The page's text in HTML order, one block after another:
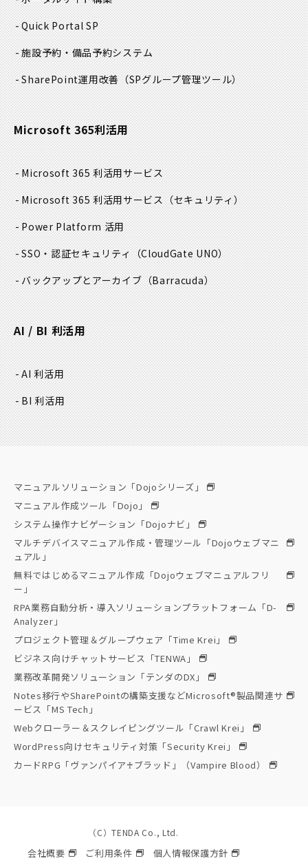
Quick Portal SP
施設予約・備品予約システム
SharePoint運用改善（SPグループ管理ツール）
Microsoft 365利活用
Microsoft 365 利活用サービス
Microsoft 365 利活用サービス（セキュリティ）
Power Platform 活用
SSO・認証セキュリティ（CloudGate UNO）
バックアップとアーカイブ（Barracuda）
AI / BI 利活用
AI 利活用
BI 利活用
マニュアルソリューション「Dojoシリーズ」
マニュアル作成ツール「Dojo」
システム操作ナビゲーション「Dojoナビ」
マルチデバイスマニュアル作成・管理ツール「Dojoウェブマニ
ュアル」
無料ではじめるマニュアル作成「Dojoウェブマニュアルフリ
ー」
RPA業務自動分析・導入ソリューションプラットフォーム「D-
Analyzer」
プロジェクト管理＆グループウェア「Time Krei」
ビジネス向けチャットサービス「TENWA」
業務改革開発ソリューション「テンダのDX」
Notes移行やSharePointの構築支援などMicrosoft®製品関連サ
ービス「MS Tech」
Webクローラー＆スクレイピングツール「Crawl Krei」
WordPress向けセキュリティ対策「Security Krei」
カードRPG「ヴァンパイア♰ブラッド」（Vampire Blood）
（C）TENDA Co., Ltd.
会社概要 ご利用条件 個人情報保護方針